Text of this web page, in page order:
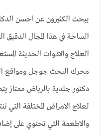
يبحث الكثيرون عن احسن
الساحة في هذا المجال
العلاج والادوات الحديثة
محرك البحث جوجل ومواقع
دكتور جلدية بالرياض ممتاز
لعلاج الامراض المختلفة التي
والاطعمة التي تحتوي على